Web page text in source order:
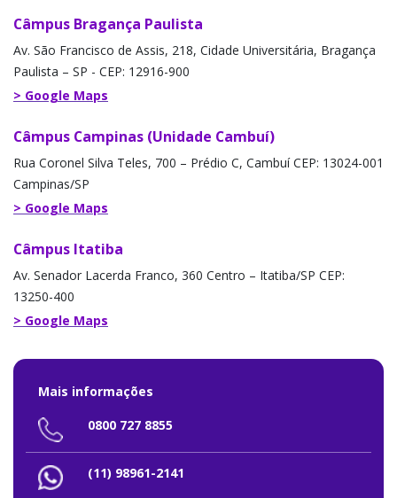
Câmpus Bragança Paulista
Av. São Francisco de Assis, 218, Cidade Universitária, Bragança
Paulista – SP - CEP: 12916-900
> Google Maps
Câmpus Campinas (Unidade Cambuí)
Rua Coronel Silva Teles, 700 – Prédio C, Cambuí CEP: 13024-001
Campinas/SP
> Google Maps
Câmpus Itatiba
Av. Senador Lacerda Franco, 360 Centro – Itatiba/SP CEP:
13250-400
> Google Maps
Mais informações
0800 727 8855
(11) 98961-2141